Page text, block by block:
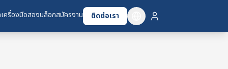
ครื่องมือสองบล็อกสมัครงาน ติดต่อเรา